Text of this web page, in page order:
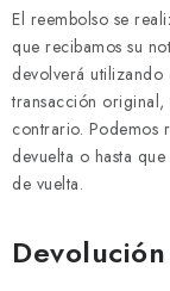
El reembolso se
que recibamos su
devolverá utilizando
transacción original,
contrario. Podemos
devuelta o hasta
de vuelta.